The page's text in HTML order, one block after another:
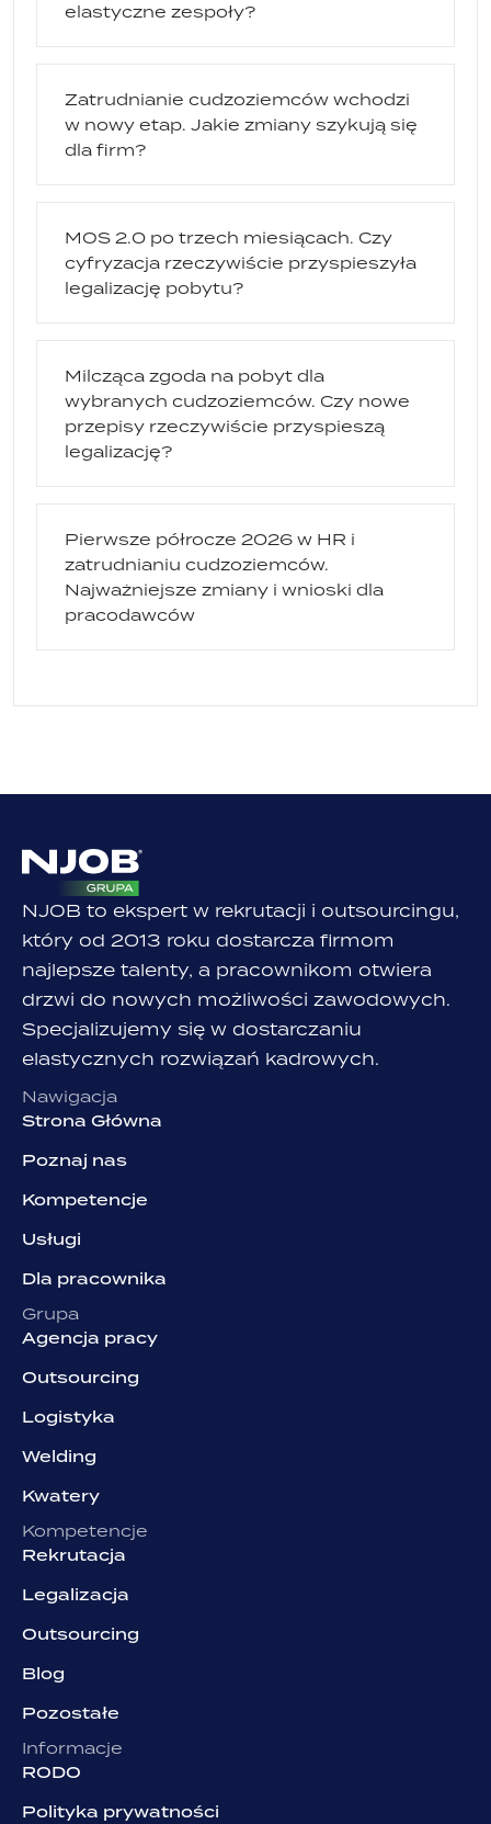
elastyczne zespoły?
Zatrudnianie cudzoziemców wchodzi
w nowy etap. Jakie zmiany szykują się
dla firm?
MOS 2.0 po trzech miesiącach. Czy
cyfryzacja rzeczywiście przyspieszyła
legalizację pobytu?
Milcząca zgoda na pobyt dla
wybranych cudzoziemców. Czy nowe
przepisy rzeczywiście przyspieszą
legalizację?
Pierwsze półrocze 2026 w HR i
zatrudnianiu cudzoziemców.
Najważniejsze zmiany i wnioski dla
pracodawców
NJOB to ekspert w rekrutacji i outsourcingu,
który od 2013 roku dostarcza firmom
najlepsze talenty, a pracownikom otwiera
drzwi do nowych możliwości zawodowych.
Specjalizujemy się w dostarczaniu
elastycznych rozwiązań kadrowych.
Nawigacja
Strona Główna
Poznaj nas
Kompetencje
Usługi
Dla pracownika
Grupa
Agencja pracy
Outsourcing
Logistyka
Welding
Kwatery
Kompetencje
Rekrutacja
Legalizacja
Outsourcing
Blog
Pozostałe
Informacje
RODO
Polityka prywatności